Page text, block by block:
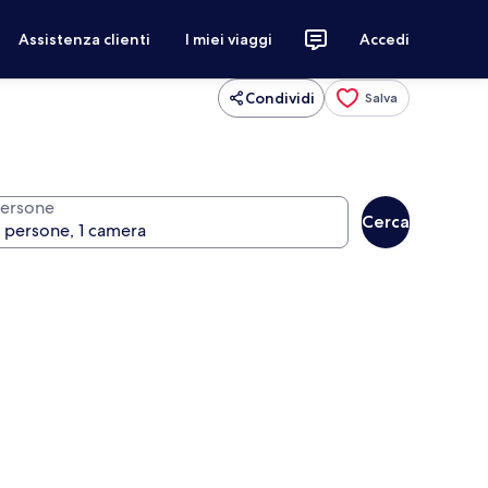
Assistenza clienti I miei viaggi Accedi
Condividi Salva
Cerca